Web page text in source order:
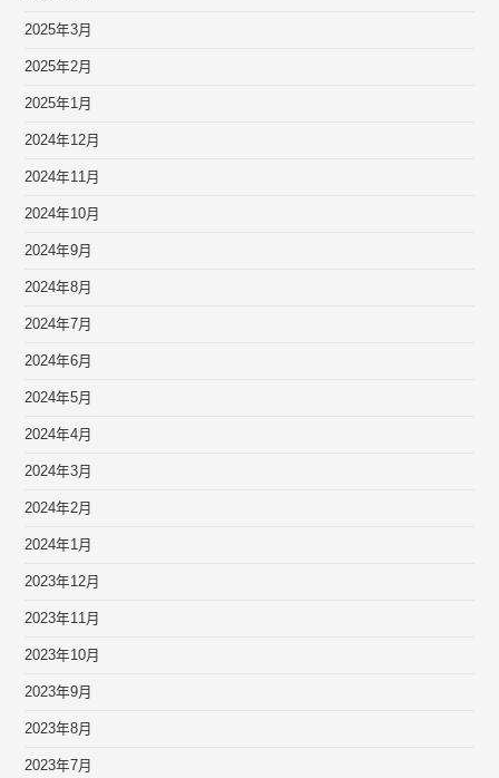
2025年3月
2025年2月
2025年1月
2024年12月
2024年11月
2024年10月
2024年9月
2024年8月
2024年7月
2024年6月
2024年5月
2024年4月
2024年3月
2024年2月
2024年1月
2023年12月
2023年11月
2023年10月
2023年9月
2023年8月
2023年7月